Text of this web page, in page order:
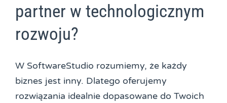
partner w technologicznym
rozwoju?
W SoftwareStudio rozumiemy, że każdy
biznes jest inny. Dlatego oferujemy
rozwiązania idealnie dopasowane do Twoich